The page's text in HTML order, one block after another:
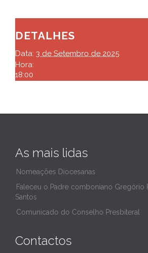
DETALHES
Data: 3 de Setembro de 2025
Hora:
18:00
As mais lidas
Nomeações Diocesanas
Faleceu o Padre comboniano Gregório
Santos
Comunicado do Conselho Presbiteral
Contactos